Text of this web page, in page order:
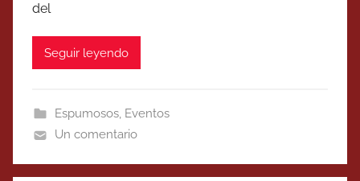
del
Seguir leyendo
Espumosos, Eventos
Un comentario